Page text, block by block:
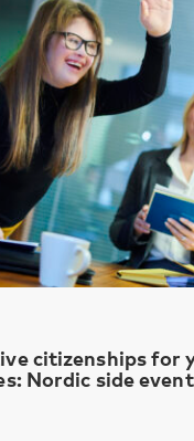
citizenships for
Nordic side